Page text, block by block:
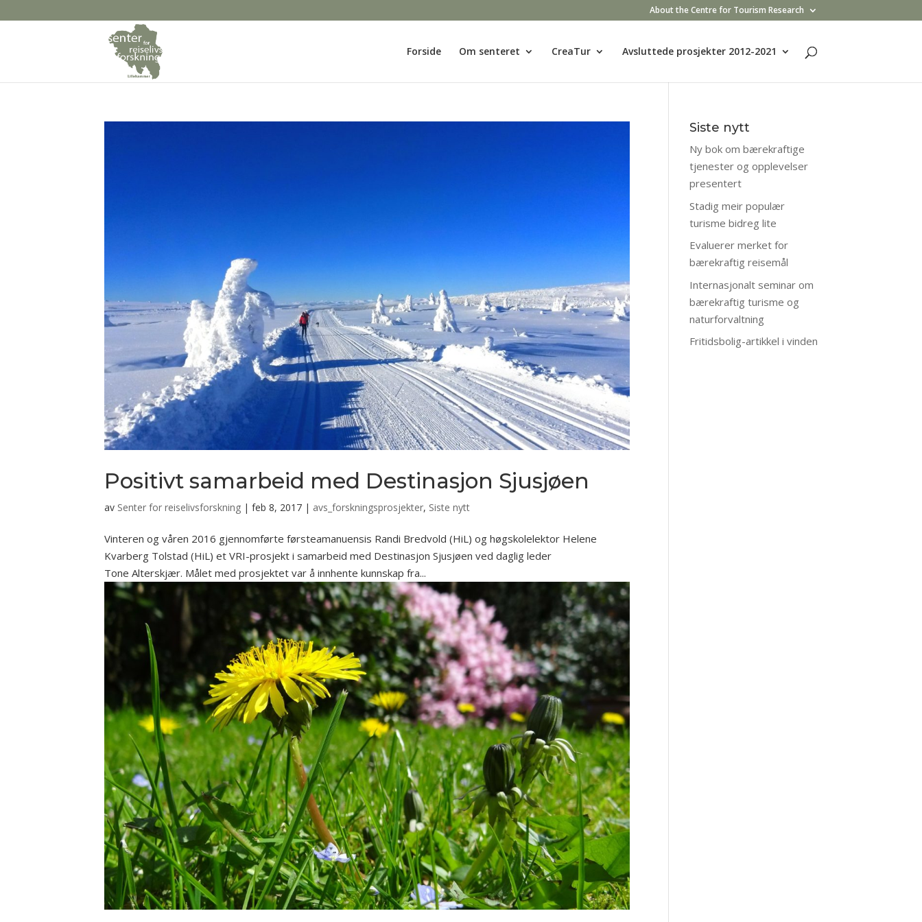
About the Centre for Tourism Research
Forside Om senteret CreaTur Avsluttede prosjekter 2012-2021
Positivt samarbeid med Destinasjon Sjusjøen
av Senter for reiselivsforskning | feb 8, 2017 | avs_forskningsprosjekter, Siste nytt
Vinteren og våren 2016 gjennomførte førsteamanuensis Randi Bredvold (HiL) og høgskolelektor Helene
Kvarberg Tolstad (HiL) et VRI-prosjekt i samarbeid med Destinasjon Sjusjøen ved daglig leder
Tone Alterskjær. Målet med prosjektet var å innhente kunnskap fra...
Siste nytt
Ny bok om bærekraftige
tjenester og opplevelser
presentert
Stadig meir populær
turisme bidreg lite
Evaluerer merket for
bærekraftig reisemål
Internasjonalt seminar om
bærekraftig turisme og
naturforvaltning
Fritidsbolig-artikkel i vinden